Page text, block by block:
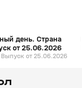
день. Страна
от 25.06.2026
от 25.06.2026